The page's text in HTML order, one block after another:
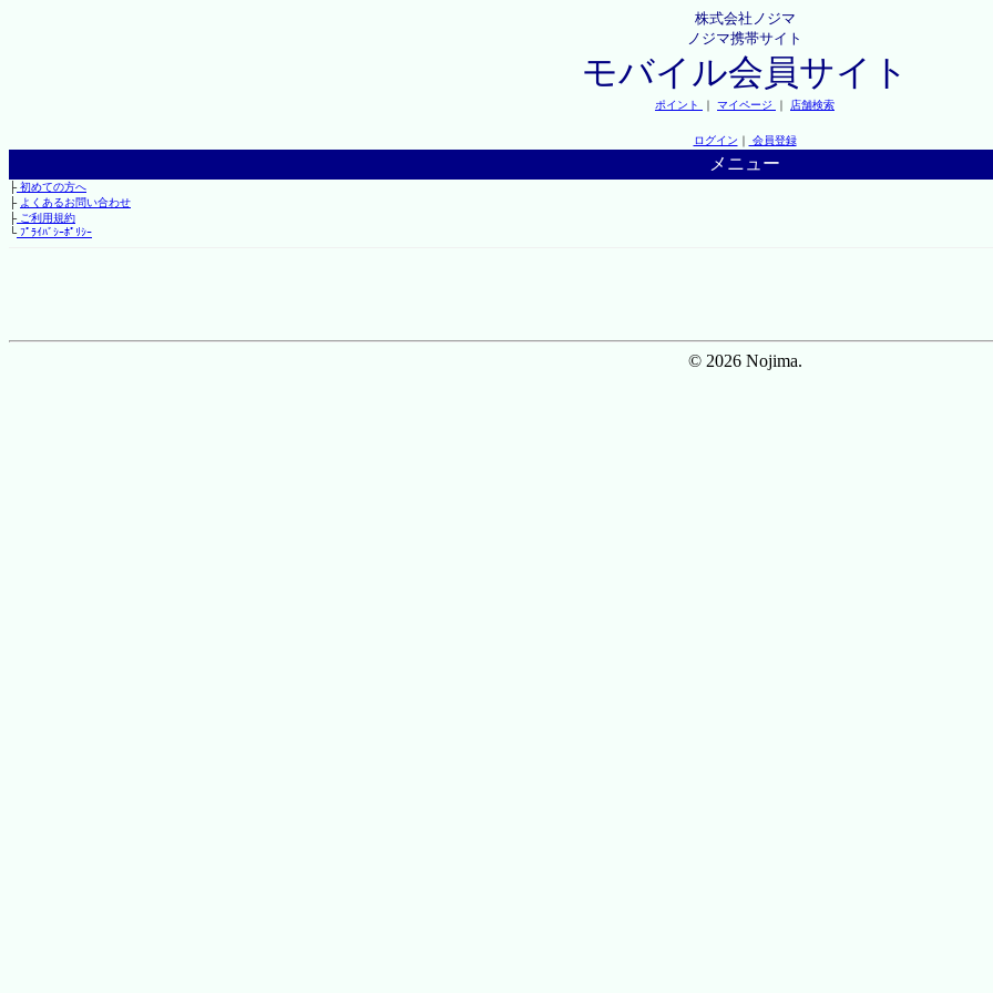
株式会社ノジマ
ノジマ携帯サイト
モバイル会員サイト
ポイント ｜ マイページ ｜ 店舗検索
ログイン ｜ 会員登録
メニュー
├初めての方へ
├ よくあるお問い合わせ
├ご利用規約
└ﾌﾟﾗｲﾊﾞｼｰﾎﾟﾘｼｰ
© 2026 Nojima.